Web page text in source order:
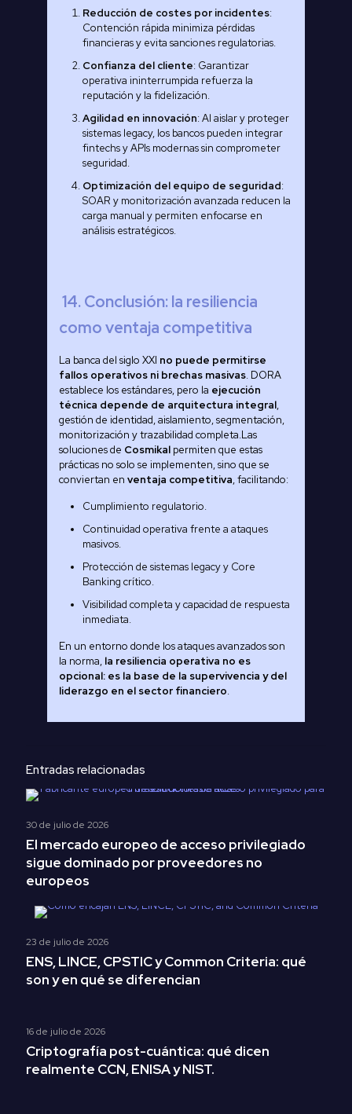
Reducción de costes por incidentes:
Contención rápida minimiza pérdidas
financieras y evita sanciones regulatorias.
Confianza del cliente: Garantizar
operativa ininterrumpida refuerza la
reputación y la fidelización.
Agilidad en innovación: Al aislar y proteger
sistemas legacy, los bancos pueden integrar
fintechs y APIs modernas sin comprometer
seguridad.
Optimización del equipo de seguridad:
SOAR y monitorización avanzada reducen la
carga manual y permiten enfocarse en
análisis estratégicos.
14. Conclusión: la resiliencia
como ventaja competitiva
La banca del siglo XXI no puede permitirse
fallos operativos ni brechas masivas. DORA
establece los estándares, pero la ejecución
técnica depende de arquitectura integral,
gestión de identidad, aislamiento, segmentación,
monitorización y trazabilidad completa.Las
soluciones de Cosmikal permiten que estas
prácticas no solo se implementen, sino que se
conviertan en ventaja competitiva, facilitando:
Cumplimiento regulatorio.
Continuidad operativa frente a ataques
masivos.
Protección de sistemas legacy y Core
Banking crítico.
Visibilidad completa y capacidad de respuesta
inmediata.
En un entorno donde los ataques avanzados son
la norma, la resiliencia operativa no es
opcional: es la base de la supervivencia y del
liderazgo en el sector financiero.
Entradas relacionadas
30 de julio de 2026
El mercado europeo de acceso privilegiado
sigue dominado por proveedores no
europeos
23 de julio de 2026
ENS, LINCE, CPSTIC y Common Criteria: qué
son y en qué se diferencian
16 de julio de 2026
Criptografía post-cuántica: qué dicen
realmente CCN, ENISA y NIST.